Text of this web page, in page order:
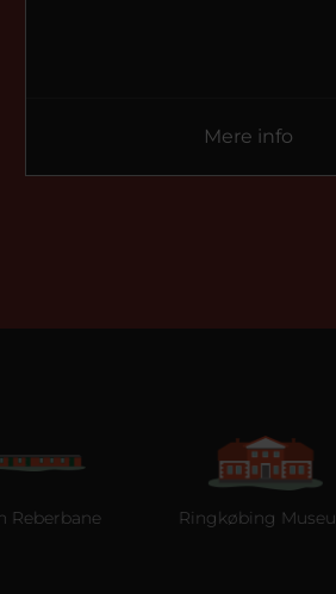
Mere info
Ringkøbing Museum